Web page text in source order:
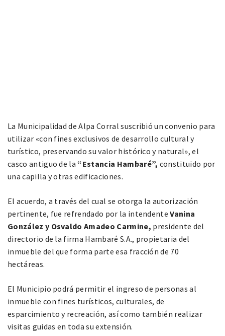
La Municipalidad de Alpa Corral suscribió un convenio para
utilizar «con fines exclusivos de desarrollo cultural y
turístico, preservando su valor histórico y natural», el
casco antiguo de la “Estancia Hambaré”, constituido por
una capilla y otras edificaciones.
El acuerdo, a través del cual se otorga la autorización
pertinente, fue refrendado por la intendenteVanina
González y Osvaldo Amadeo Carmine, presidente del
directorio de la firma Hambaré S.A., propietaria del
inmueble del que forma parte esa fracción de 70
hectáreas.
El Municipio podrá permitir el ingreso de personas al
inmueble con fines turísticos, culturales, de
esparcimiento y recreación, así como también realizar
visitas guidas en toda su extensión.